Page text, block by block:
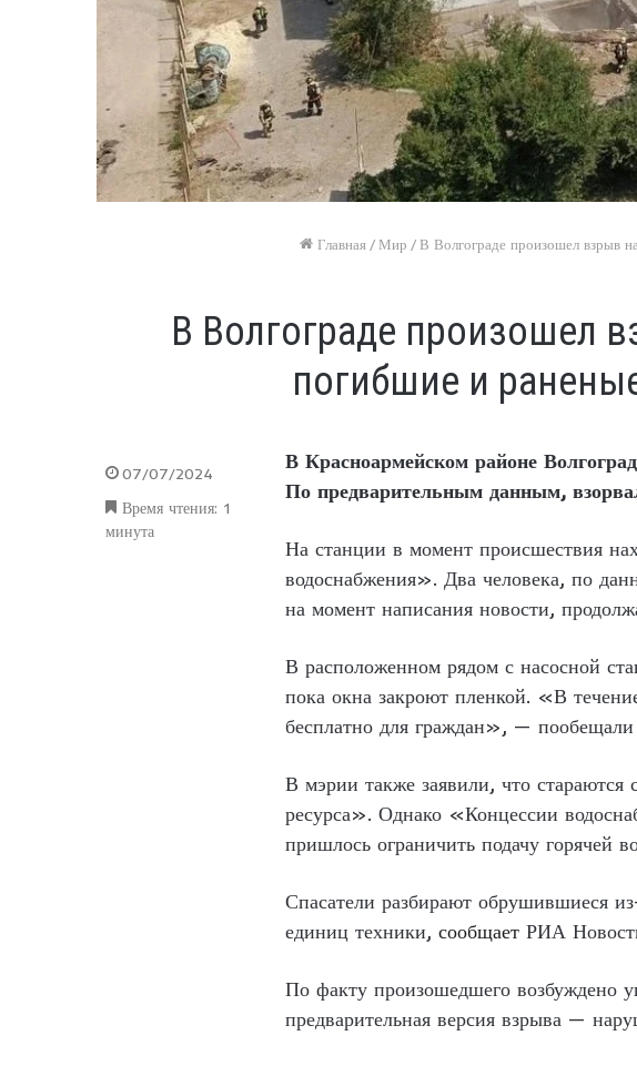
Главная/Мир /В Волгограде произошел взрыв
В Волгограде произошел
погибшие и
В Красноармейском районе
По предварительным данным,
На станции в момент происшествия
водоснабжения». Два человека, по
на момент написания новости,
В расположенном рядом с насосной
пока окна закроют пленкой. «В
бесплатно для граждан», — пообещали
В мэрии также заявили, что стараются
ресурса». Однако «Концессии
пришлось ограничить подачу горячей
Спасатели разбирают обрушившиеся
единиц техники, сообщает РИА
По факту произошедшего возбуждено
предварительная версия взрыва —
07/07/2024
Время чтения: 1
минута